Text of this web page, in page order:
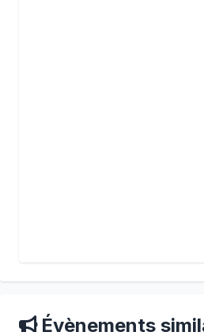
Évènements